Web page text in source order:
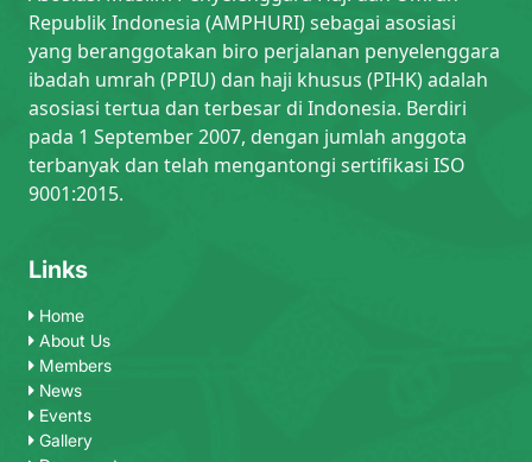
Republik Indonesia (AMPHURI) sebagai asosiasi
yang beranggotakan biro perjalanan penyelenggara
ibadah umrah (PPIU) dan haji khusus (PIHK) adalah
asosiasi tertua dan terbesar di Indonesia. Berdiri
pada 1 September 2007, dengan jumlah anggota
terbanyak dan telah mengantongi sertifikasi ISO
9001:2015.
Links
Home
About Us
Members
News
Events
Gallery